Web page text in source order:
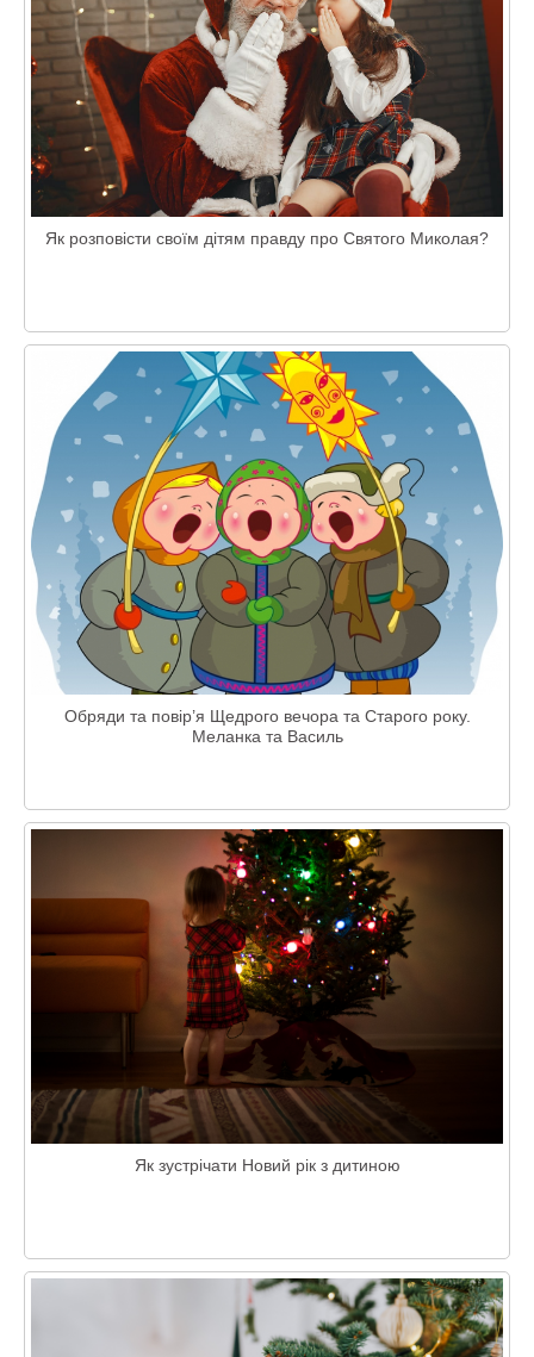
Як розповісти своїм дітям правду про Святого Миколая?
Обряди та повір’я Щедрого вечора та Старого року.
Меланка та Василь
Як зустрічати Новий рік з дитиною